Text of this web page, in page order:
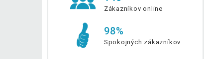
Zákazníkov online
98%
Spokojných zákazníkov